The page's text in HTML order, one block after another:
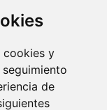
cookies y
de